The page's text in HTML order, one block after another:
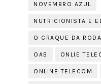
NOVEMBRO AZUL
NUTRICIONISTA E
O CRAQUE DA
OAB ONLIE
ONLINE TELECOM